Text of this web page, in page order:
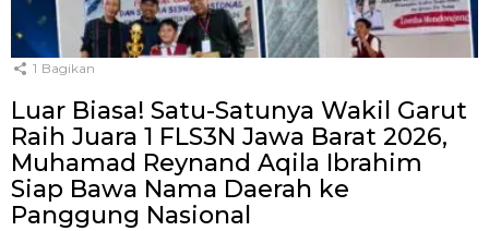
1 Bagikan
Luar Biasa! Satu-Satunya Wakil Garut
Raih Juara 1 FLS3N Jawa Barat 2026,
Muhamad Reynand Aqila Ibrahim
Siap Bawa Nama Daerah ke
Panggung Nasional